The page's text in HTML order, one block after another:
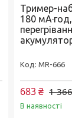
Тример-
180
MR-666
1
683 ₴
В наявності